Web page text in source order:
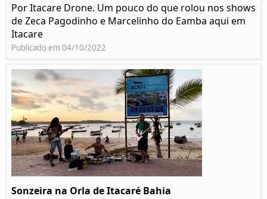
Por Itacare Drone. Um pouco do que rolou nos shows
de Zeca Pagodinho e Marcelinho do Eamba aqui em
Itacare
Publicado em 04/10/2022
Sonzeira na Orla de Itacaré Bahia